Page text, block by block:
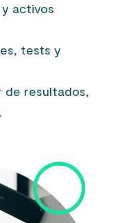
y activos
tests y
de resultados,